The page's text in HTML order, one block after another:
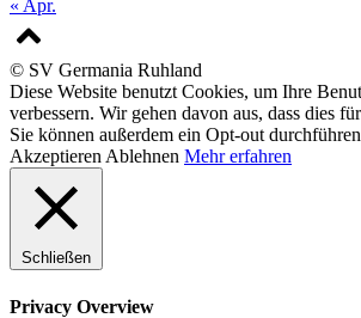
« Apr.
© SV Germania Ruhland
Diese Website benutzt Cookies, um Ihre
verbessern. Wir gehen davon aus, dass dies
Sie können außerdem ein Opt-out
AkzeptierenAblehnen Mehr erfahren
Schließen
Privacy Overview